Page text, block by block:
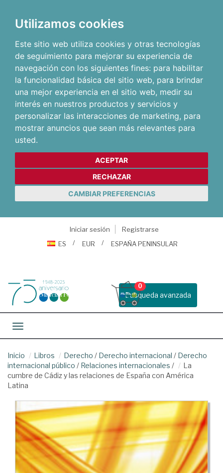
Utilizamos cookies
Este sitio web utiliza cookies y otras tecnologías
de seguimiento para mejorar su experiencia de
navegación con los siguientes fines: para habilitar
la funcionalidad básica del sitio web, para brindar
una mejor experiencia en el sitio web, medir su
interés en nuestros productos y servicios y
personalizar las interacciones de marketing, para
mostrar anuncios que sean más relevantes para
usted.
ACEPTAR
RECHAZAR
CAMBIAR PREFERENCIAS
Iniciar sesión
Registrarse
ES
EUR ESPAÑA PENINSULAR
Busqueda avanzada
0
Toggle navigation
Inicio Libros Derecho / Derecho internacional / Derecho
internacional público / Relaciones internacionales /
La
cumbre de Cádiz y las relaciones de España con América
Latina